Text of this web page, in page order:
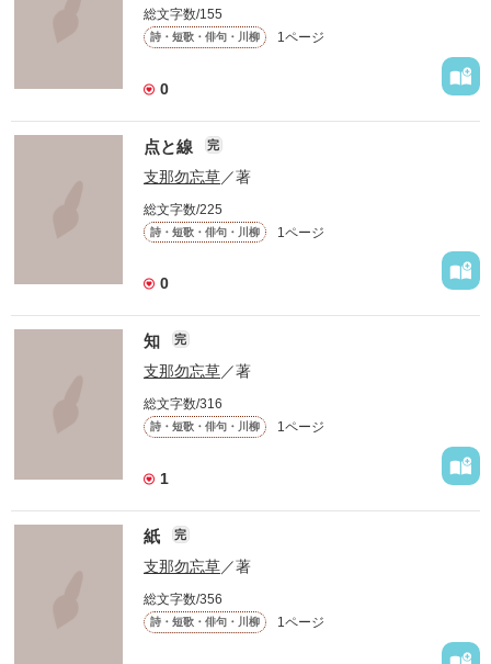
総文字数/155
詩・短歌・俳句・川柳 1ページ
0
点と線 完
支那勿忘草／著
総文字数/225
詩・短歌・俳句・川柳 1ページ
0
知 完
支那勿忘草／著
総文字数/316
詩・短歌・俳句・川柳 1ページ
1
紙 完
支那勿忘草／著
総文字数/356
詩・短歌・俳句・川柳 1ページ